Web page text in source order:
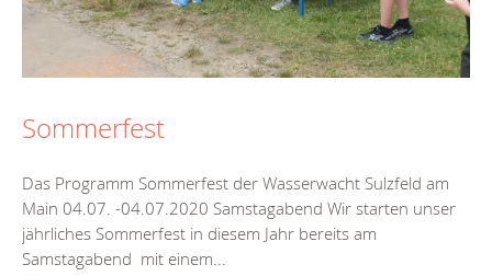
Sommerfest
Das Programm Sommerfest der Wasserwacht Sulzfeld am
Main 04.07. -04.07.2020 Samstagabend Wir starten unser
jährliches Sommerfest in diesem Jahr bereits am
Samstagabend mit einem...